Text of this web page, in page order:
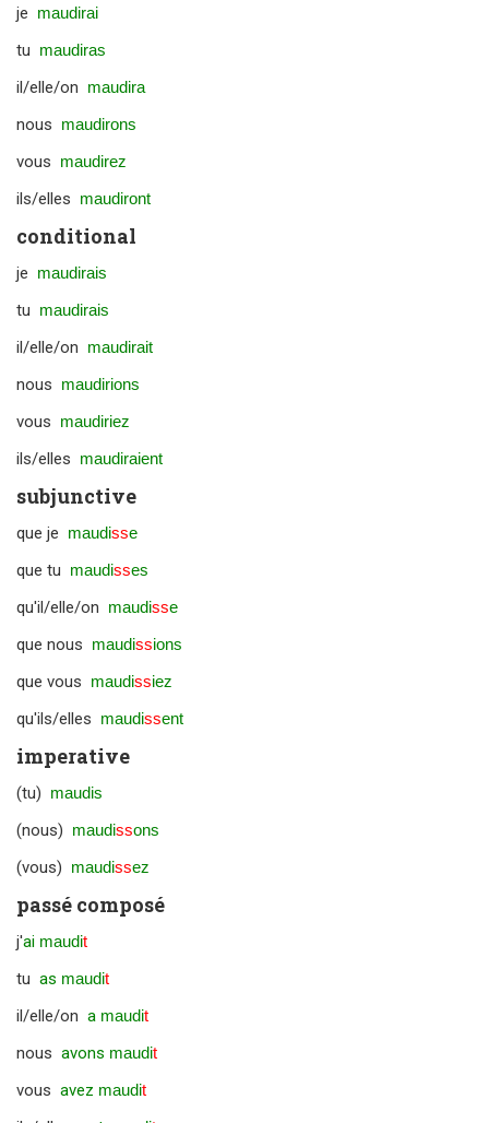
je maudirai
tu maudiras
il/elle/on maudira
nous maudirons
vous maudirez
ils/elles maudiront
conditional
je maudirais
tu maudirais
il/elle/on maudirait
nous maudirions
vous maudiriez
ils/elles maudiraient
subjunctive
que je maudisse
que tu maudisses
qu'il/elle/on maudisse
que nous maudissions
que vous maudissiez
qu'ils/elles maudissent
imperative
(tu) maudis
(nous) maudissons
(vous) maudissez
passé composé
j'ai maudit
tu as maudit
il/elle/on a maudit
nous avons maudit
vous avez maudit